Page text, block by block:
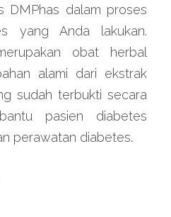
DMPhas dalam proses
yang Anda lakukan.
obat herbal
alami dari ekstrak
sudah terbukti secara
pasien diabetes
perawatan diabetes.